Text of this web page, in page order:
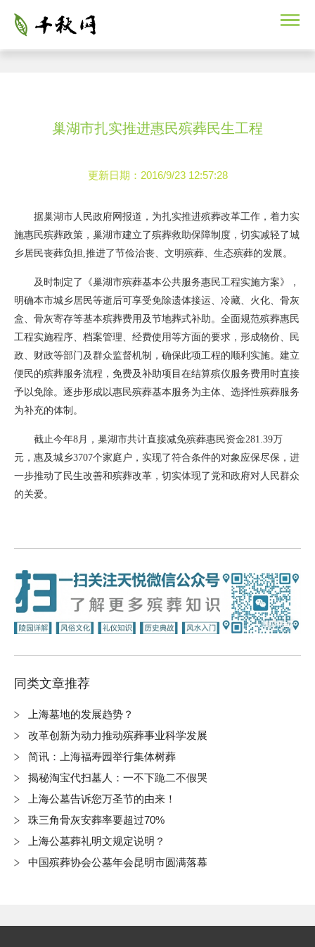
巢湖市扎实推进惠民殡葬民生工程
更新日期：2016/9/23 12:57:28
据巢湖市人民政府网报道，为扎实推进殡葬改革工作，着力实
施惠民殡葬政策，巢湖市建立了殡葬救助保障制度，切实减轻了城
乡居民丧葬负担,推进了节俭治丧、文明殡葬、生态殡葬的发展。
及时制定了《巢湖市殡葬基本公共服务惠民工程实施方案》，
明确本市城乡居民等逝后可享受免除遗体接运、冷藏、火化、骨灰
盒、骨灰寄存等基本殡葬费用及节地葬式补助。全面规范殡葬惠民
工程实施程序、档案管理、经费使用等方面的要求，形成物价、民
政、财政等部门及群众监督机制，确保此项工程的顺利实施。建立
便民的殡葬服务流程，免费及补助项目在结算殡仪服务费用时直接
予以免除。逐步形成以惠民殡葬基本服务为主体、选择性殡葬服务
为补充的体制。
截止今年8月，巢湖市共计直接减免殡葬惠民资金281.39万
元，惠及城乡3707个家庭户，实现了符合条件的对象应保尽保，进
一步推动了民生改善和殡葬改革，切实体现了党和政府对人民群众
的关爱。
同类文章推荐
上海墓地的发展趋势？
改革创新为动力推动殡葬事业科学发展
简讯：上海福寿园举行集体树葬
揭秘淘宝代扫墓人：一不下跪二不假哭
上海公墓告诉您万圣节的由来！
珠三角骨灰安葬率要超过70%
上海公墓葬礼明文规定说明？
中国殡葬协会公墓年会昆明市圆满落幕